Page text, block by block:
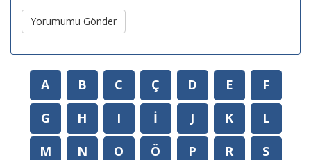
Yorumumu Gönder
A B C Ç D E
F
G
H I İ J K
L
M
N O Ö P R
S